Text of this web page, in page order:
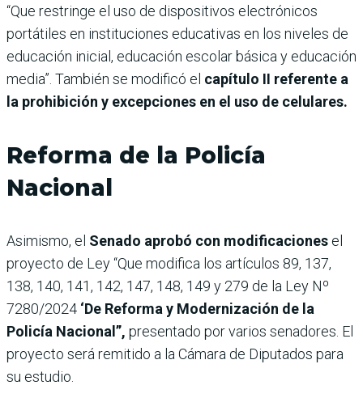
“Que restringe el uso de dispositivos electrónicos
portátiles en instituciones educativas en los niveles de
educación inicial, educación escolar básica y educación
media”. También se modificó el capítulo II referente a
la prohibición y excepciones en el uso de celulares.
Reforma de la Policía
Nacional
Asimismo, el Senado aprobó con modificaciones el
proyecto de Ley “Que modifica los artículos 89, 137,
138, 140, 141, 142, 147, 148, 149 y 279 de la Ley Nº
7280/2024 ‘De Reforma y Modernización de la
Policía Nacional”, presentado por varios senadores. El
proyecto será remitido a la Cámara de Diputados para
su estudio.